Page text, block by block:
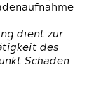
dient zur
des
Schaden